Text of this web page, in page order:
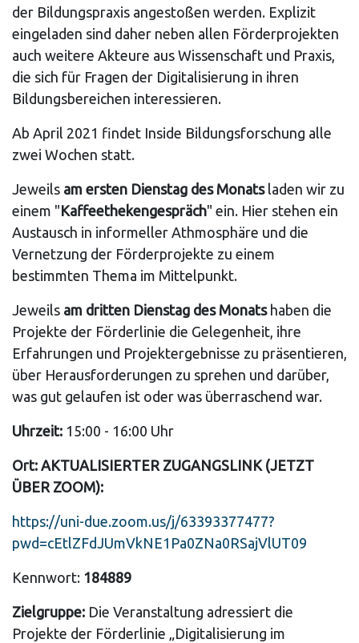
der Bildungspraxis angestoßen werden. Explizit
eingeladen sind daher neben allen Förderprojekten
auch weitere Akteure aus Wissenschaft und Praxis,
die sich für Fragen der Digitalisierung in ihren
Bildungsbereichen interessieren.
Ab April 2021 findet Inside Bildungsforschung alle
zwei Wochen statt.
Jeweils am ersten Dienstag des Monatsladen wir zu
einem "Kaffeethekengespräch" ein. Hier stehen ein
Austausch in informeller Athmosphäre und die
Vernetzung der Förderprojekte zu einem
bestimmten Thema im Mittelpunkt.
Jeweils am dritten Dienstag des Monatshaben die
Projekte der Förderlinie die Gelegenheit, ihre
Erfahrungen und Projektergebnisse zu präsentieren,
über Herausforderungen zu sprehen und darüber,
was gut gelaufen ist oder was überraschend war.
Uhrzeit: 15:00 - 16:00 Uhr
Ort: AKTUALISIERTER ZUGANGSLINK (JETZT
ÜBER ZOOM):
https://uni-due.zoom.us/j/63393377477?
pwd=cEtlZFdJUmVkNE1Pa0ZNa0RSajVlUT09
Kennwort: 184889
Zielgruppe: Die Veranstaltung adressiert die
Projekte der Förderlinie „Digitalisierung im